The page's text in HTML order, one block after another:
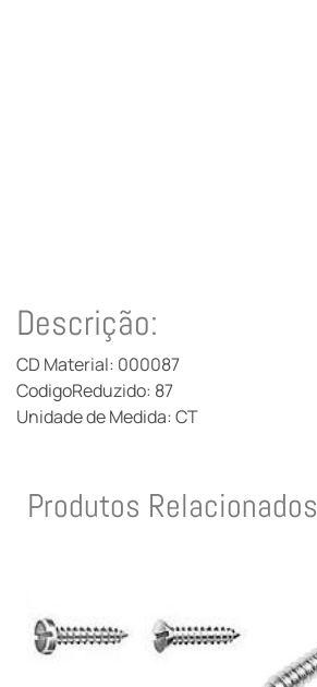
Descrição:
CD Material: 000087
CodigoReduzido: 87
Unidade de Medida: CT
Produtos Relacionados